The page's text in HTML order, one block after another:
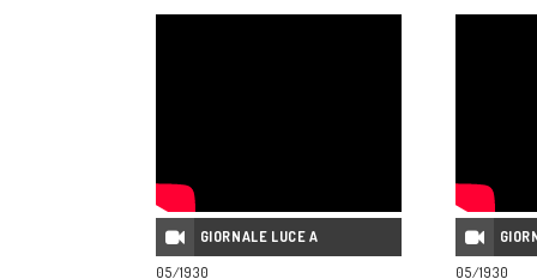
GIORNALE LUCE A
05/1930
05/1930